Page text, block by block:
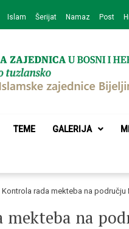
Islam Šerijat Namaz Post
Islamske
TEME GALERIJA
Kontrola rada mekteba na
na